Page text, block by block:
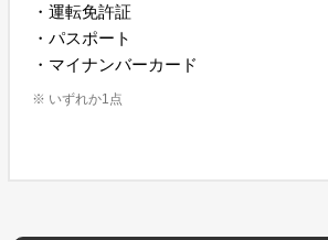
・運転免許証
・パスポート
・マイナンバーカード
※ いずれか1点